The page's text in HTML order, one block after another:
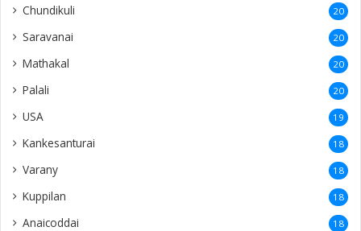
Chundikuli 20
Saravanai 20
Mathakal 20
Palali 20
USA 19
Kankesanturai 18
Varany 18
Kuppilan 18
Anaicoddai 18